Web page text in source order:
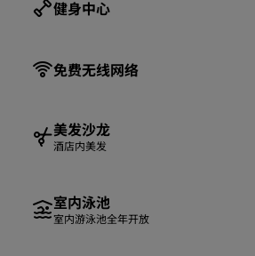
健身中心
免费无线网络
美发沙龙
酒店内美发
室内泳池
室内游泳池全年开放